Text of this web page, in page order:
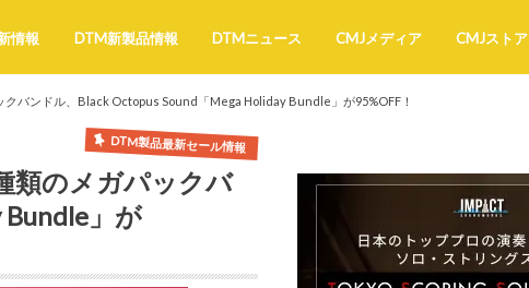
情報 DTM新製品情報 DTMニュース CMJメディア CMJストア
バンドル、Black Octopus Sound「Mega Holiday Bundle」が95%OFF！
DTM製品最新セール情報
類のメガパックバ
Bundle」が